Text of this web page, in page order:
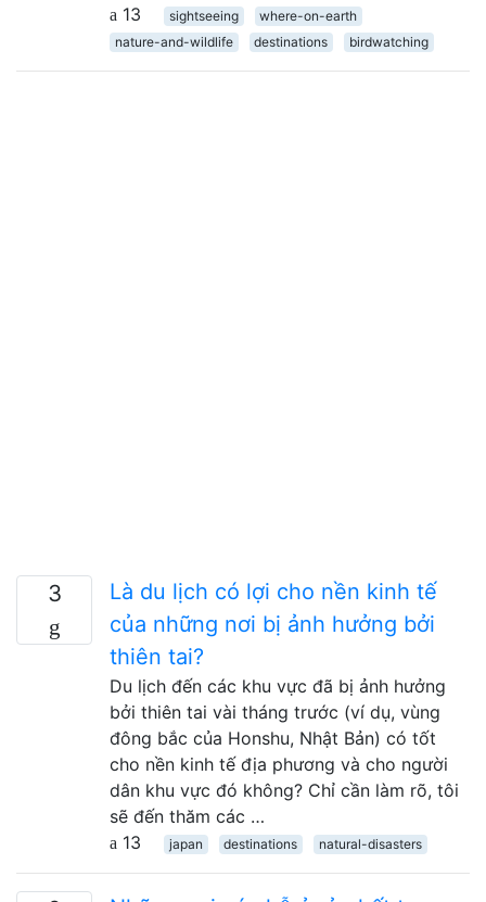
13
sightseeing
where-on-earth
nature-and-wildlife
destinations birdwatching
3
Là du lịch có lợi cho nền kinh tế
của những nơi bị ảnh hưởng bởi
thiên tai?
Du lịch đến các khu vực đã bị ảnh hưởng
bởi thiên tai vài tháng trước (ví dụ, vùng
đông bắc của Honshu, Nhật Bản) có tốt
cho nền kinh tế địa phương và cho người
dân khu vực đó không? Chỉ cần làm rõ, tôi
sẽ đến thăm các …
13
japan destinations natural-disasters